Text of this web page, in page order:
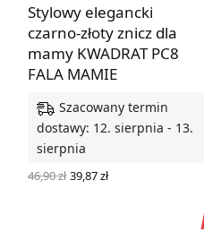
Stylowy elegancki
czarno-złoty znicz dla
mamy KWADRAT PC8
FALA MAMIE
Szacowany termin
dostawy: 12. sierpnia - 13.
sierpnia
46,90zł Pierwotna
cena
39,87złAktualna